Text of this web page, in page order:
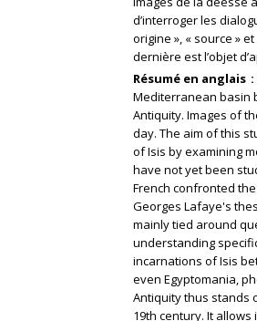
d’interroger les
origine », « source »
dernière est l’objet
Résumé en anglais
Mediterranean basin
Antiquity. Images of
day. The aim of this
of Isis by examining
have not yet been
French confronted
Georges Lafaye's
mainly tied around
understanding
incarnations of Isis
even Egyptomania,
Antiquity thus stands
19th century. It